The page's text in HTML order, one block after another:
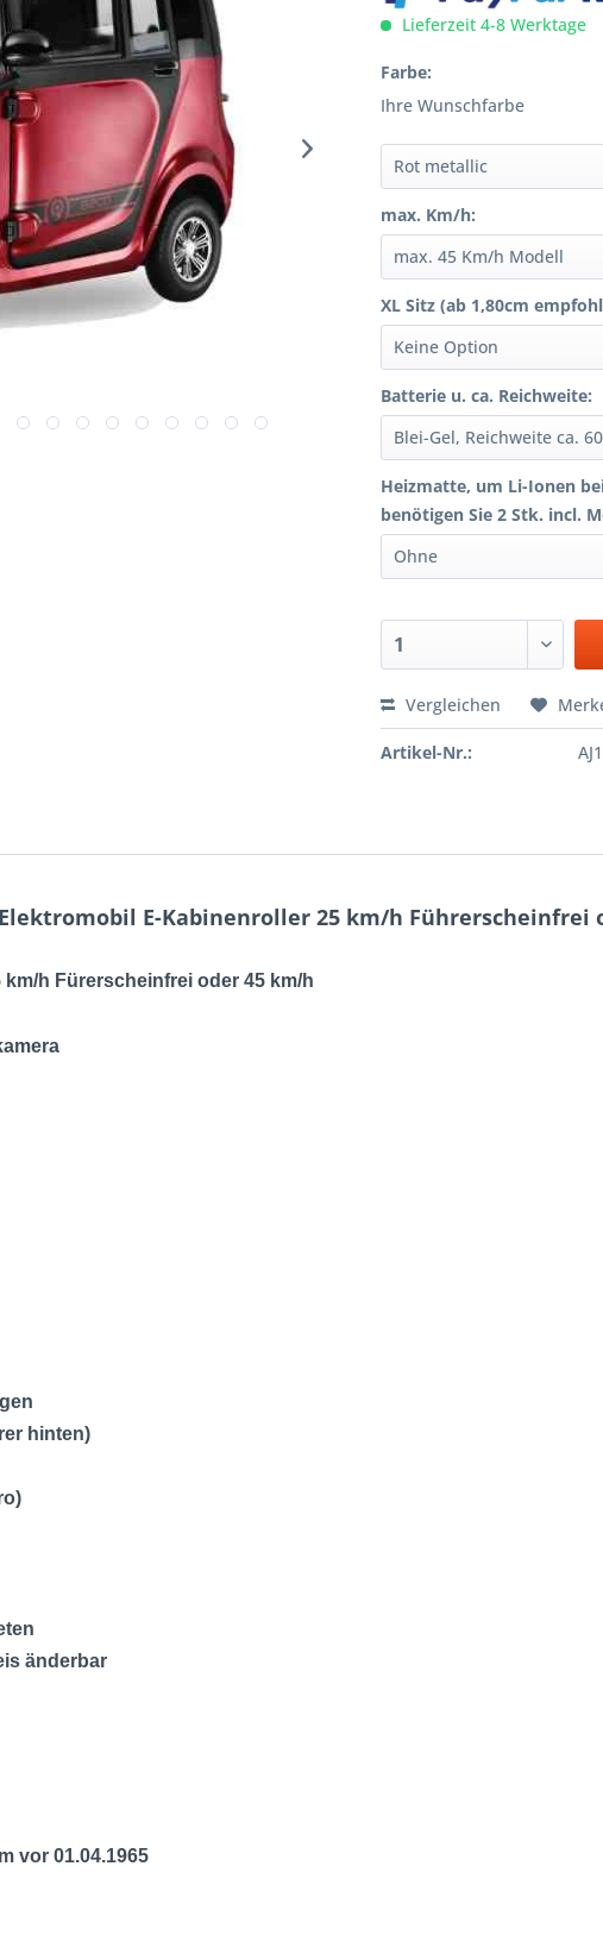
Lieferzeit 4-8 Werktage
Farbe:
Ihre Wunschfarbe
max. Km/h:
XL Sitz (ab 1,80cm
Batterie u. ca. Reichweite:
Heizmatte, um Li-Ionen
benötigen Sie 2 Stk. incl.
Vergleichen
Artikel-Nr.:
E-​Kabinenroller 25 km/h Führerscheinfrei
h Fürerscheinfrei oder 45 km/h
hinten)
änderbar
vor 01.04.1965